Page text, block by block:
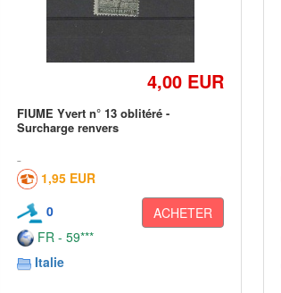
4,00 EUR
FIUME Yvert n° 13 oblitéré -
Surcharge renvers
1,95 EUR
0
ACHETER
FR - 59***
Italie